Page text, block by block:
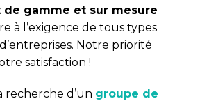
de gamme et sur mesure
à l’exigence de tous types
Notre priorité
satisfaction !
recherche d’un groupe de